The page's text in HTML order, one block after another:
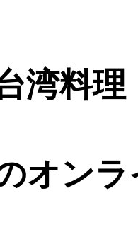
湾料
オン